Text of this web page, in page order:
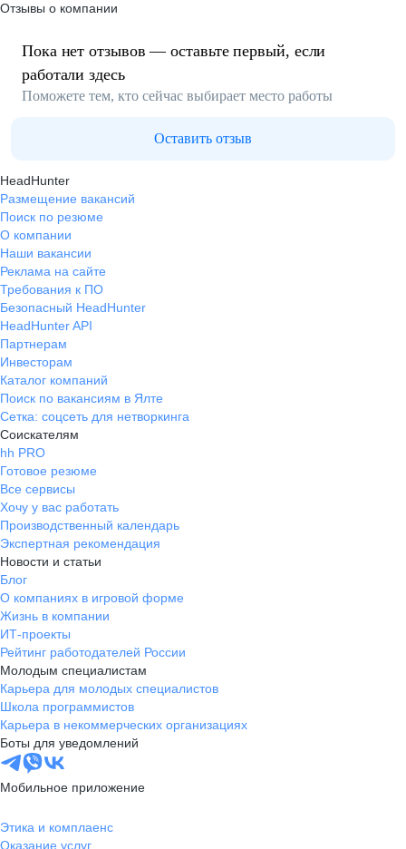
Отзывы о компании
Пока нет отзывов — оставьте первый, если
работали здесь
Поможете тем, кто сейчас выбирает место работы
Оставить отзыв
HeadHunter
Размещение вакансий
Поиск по резюме
О компании
Наши вакансии
Реклама на сайте
Требования к ПО
Безопасный HeadHunter
HeadHunter API
Партнерам
Инвесторам
Каталог компаний
Поиск по вакансиям в Ялте
Сетка: соцсеть для нетворкинга
Соискателям
hh PRO
Готовое резюме
Все сервисы
Хочу у вас работать
Производственный календарь
Экспертная рекомендация
Новости и статьи
Блог
О компаниях в игровой форме
Жизнь в компании
ИТ-проекты
Рейтинг работодателей России
Молодым специалистам
Карьера для молодых специалистов
Школа программистов
Карьера в некоммерческих организациях
Боты для уведомлений
Мобильное приложение
Этика и комплаенс
Оказание услуг